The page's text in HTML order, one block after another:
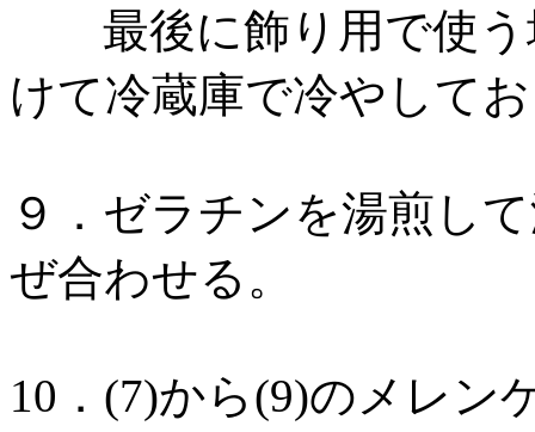
最後に飾り用で使う
けて冷蔵庫で冷やして
９．ゼラチンを湯煎し
ぜ合わせる。
10．(7)から(9)のメレン